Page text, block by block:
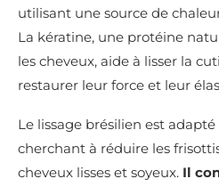
utilisant une source de
La kératine, une protéine
les cheveux, aide à lisser la
restaurer leur force et leur
Le lissage brésilien est
cherchant à réduire les
cheveux lisses et soyeux. Il